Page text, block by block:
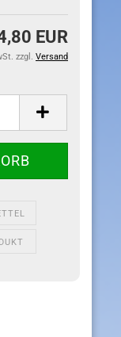
EUR
zzgl. Versand